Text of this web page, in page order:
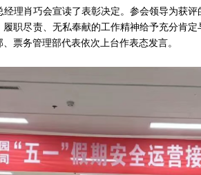
肖巧会宣读了表彰决定。参会领导为获评
履职尽责、无私奉献的工作精神给予充分肯
票务管理部代表依次上台作表态发言。